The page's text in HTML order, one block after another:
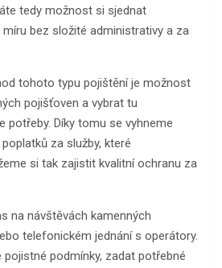
tedy možnost si sjednat
bez složité administrativy a za
tohoto typu pojištění je možnost
pojišťoven a vybrat tu
potřeby. Díky tomu se vyhneme
za služby, které
si tak zajistit kvalitní ochranu za
na návštěvách kamenných
telefonickém jednání s operátory.
podmínky, zadat potřebné